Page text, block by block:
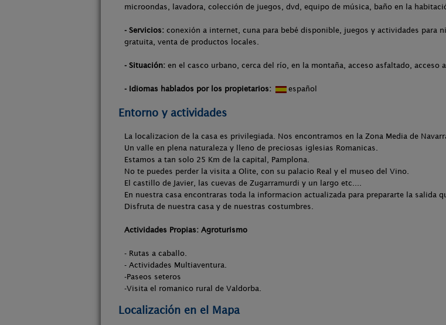
microondas, lavadora, colección de juegos, dvd, equipo de música, baño en la
- Servicios: conexión a internet, cuna para bebé disponible, juegos y actividades para
gratuita, venta de productos locales.
- Situación: en el casco urbano, cerca del río, en la montaña, acceso asfaltado, acceso
- Idiomas hablados por los propietarios: español
Entorno y actividades
La localizacion de la casa es privilegiada. Nos encontramos en la Zona Media de
Un valle en plena naturaleza y lleno de preciosas iglesias Romanicas.
Estamos a tan solo 25 Km de la capital, Pamplona.
No te puedes perder la visita a Olite, con su palacio Real y el museo del Vino.
El castillo de Javier, las cuevas de Zugarramurdi y un largo etc....
En nuestra casa encontraras toda la informacion actualizada para prepararte la salida
Disfruta de nuestra casa y de nuestras costumbres.
Actividades Propias: Agroturismo
- Rutas a caballo.
- Actividades Multiaventura.
-Paseos seteros
-Visita el romanico rural de Valdorba.
Localización en el Mapa